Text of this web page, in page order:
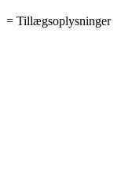
= Tillægsoplysninger